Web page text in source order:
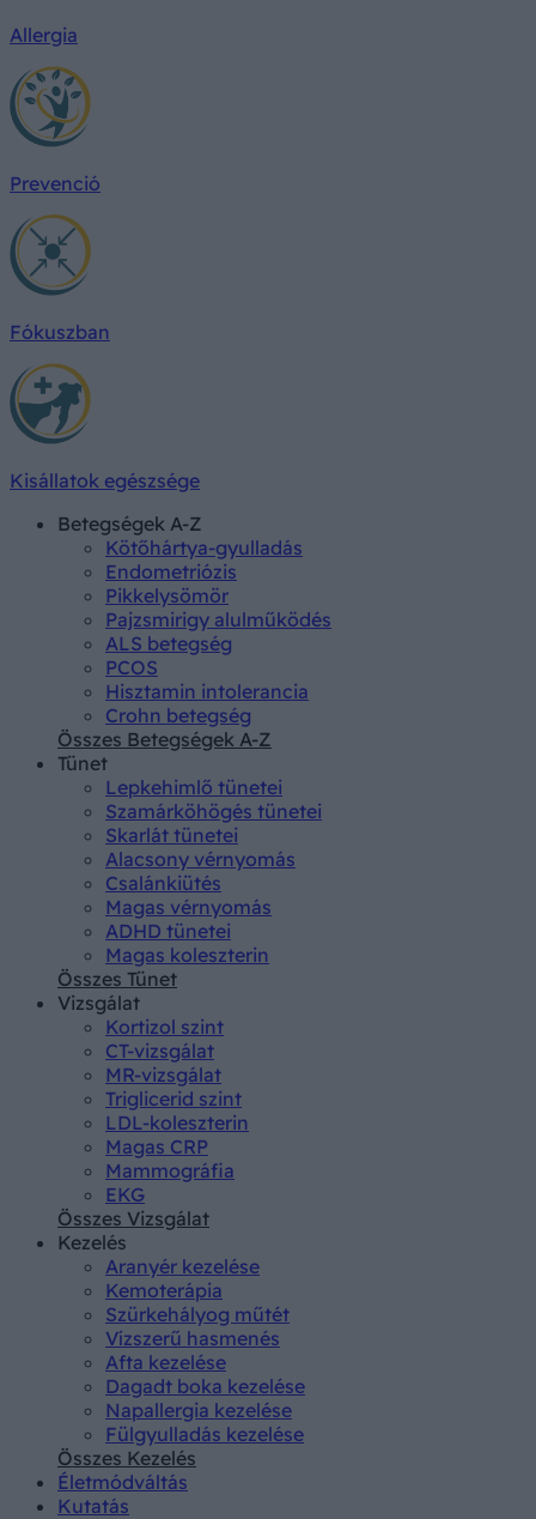
Allergia
Prevenció
Fókuszban
Kisállatok egészsége
Betegségek A-Z
Kötőhártya-gyulladás
Endometriózis
Pikkelysömör
Pajzsmirigy alulműködés
ALS betegség
PCOS
Hisztamin intolerancia
Crohn betegség
Összes Betegségek A-Z
Tünet
Lepkehimlő tünetei
Szamárköhögés tünetei
Skarlát tünetei
Alacsony vérnyomás
Csalánkiütés
Magas vérnyomás
ADHD tünetei
Magas koleszterin
Összes Tünet
Vizsgálat
Kortizol szint
CT-vizsgálat
MR-vizsgálat
Triglicerid szint
LDL-koleszterin
Magas CRP
Mammográfia
EKG
Összes Vizsgálat
Kezelés
Aranyér kezelése
Kemoterápia
Szürkehályog műtét
Vízszerű hasmenés
Afta kezelése
Dagadt boka kezelése
Napallergia kezelése
Fülgyulladás kezelése
Összes Kezelés
Életmódváltás
Kutatás